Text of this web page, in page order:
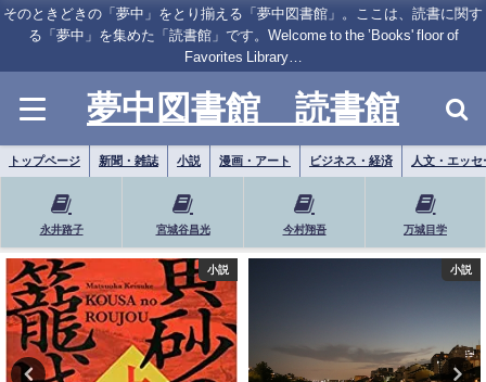
そのときどきの「夢中」をとり揃える「夢中図書館」。ここは、読書に関す
る「夢中」を集めた「読書館」です。Welcome to the ’Books' floor of
Favorites Library…
夢中図書館 読書館
トップページ 新聞・雑誌 小説 漫画・アート ビジネス・経済 人文・エッセ
永井路子 宮城谷昌光 今村翔吾 万城目学
小説 漫画・アート